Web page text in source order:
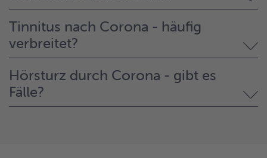
Tinnitus nach Corona - häufig
verbreitet?
Hörsturz durch Corona - gibt es
Fälle?